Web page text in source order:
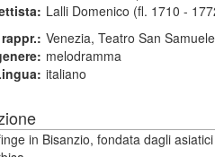
Lalli Domenico (fl. 1710 -
Venezia, Teatro San
melodramma
italiano
in Bisanzio, fondata dagli